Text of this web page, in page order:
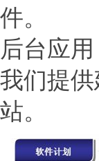
件。
后台应用
我们提
站。